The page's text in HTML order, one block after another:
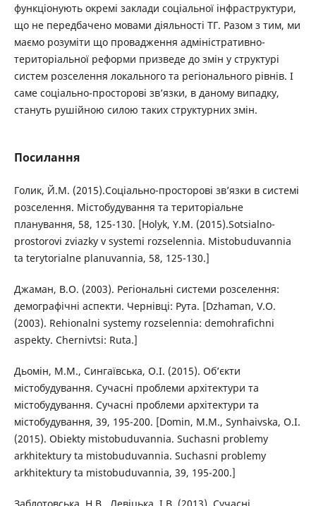
функціонують окремі заклади соціальної інфраструктури,
що не передбачено мовами діяльності ТГ. Разом з тим, ми
маємо розуміти що провадження адміністративно-
територіальної реформи призведе до змін у структурі
систем розселення локального та регіонального рівнів. І
саме соціально-просторові зв’язки, в даному випадку,
стануть рушійною силою таких структурних змін.
Посилання
Голик, Й.М. (2015).Соціально-просторові зв’язки в системі
розселення. Містобудування та територіальне
планування, 58, 125-130. [Holyk, Y.M. (2015).Sotsialno-
prostorovi zviazky v systemi rozselennia. Mistobuduvannia
ta terytorialne planuvannia, 58, 125-130.]
Джаман, В.О. (2003). Регіональні системи розселення:
демографічні аспекти. Чернівці: Рута. [Dzhaman, V.O.
(2003). Rehionalni systemy rozselennia: demohrafichni
aspekty. Chernivtsi: Ruta.]
Дьомін, М.М., Сингаївська, О.І. (2015). Об’єкти
містобудування. Сучасні проблеми архітектури та
містобудування. Сучасні проблеми архітектури та
містобудування, 39, 195-200. [Domin, M.M., Synhaivska, O.I.
(2015). Obiekty mistobuduvannia. Suchasni problemy
arkhitektury ta mistobuduvannia. Suchasni problemy
arkhitektury ta mistobuduvannia, 39, 195-200.]
Заблотовська, Н.В., Левіцька, І.В. (2013). Сучасні